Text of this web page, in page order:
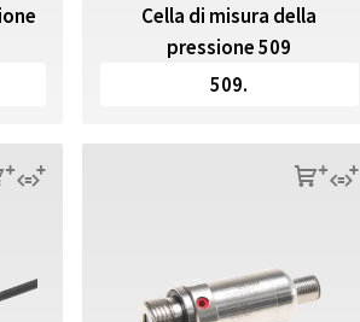
Cella di misura della
pressione 509
509.
q sq